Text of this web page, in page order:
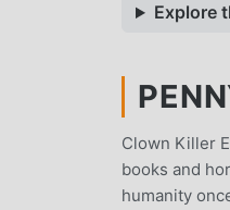
Explore
Clown Killer
books and
humanity